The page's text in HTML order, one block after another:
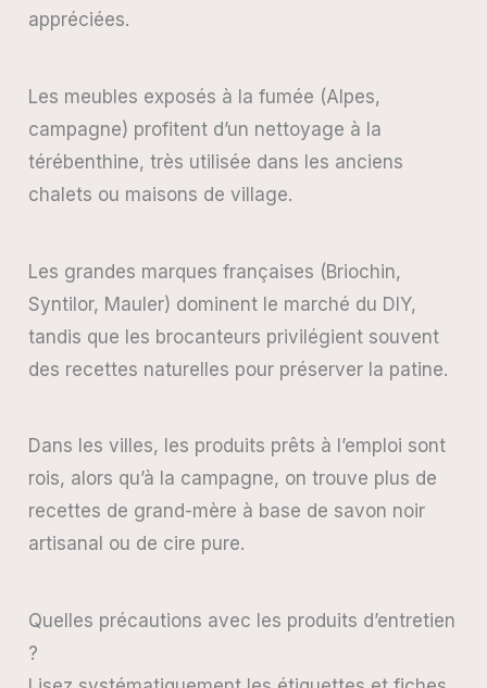
appréciées.
Les meubles exposés à la fumée (Alpes,
campagne) profitent d’un nettoyage à la
térébenthine, très utilisée dans les anciens
chalets ou maisons de village.
Les grandes marques françaises (Briochin,
Syntilor, Mauler) dominent le marché du DIY,
tandis que les brocanteurs privilégient souvent
des recettes naturelles pour préserver la patine.
Dans les villes, les produits prêts à l’emploi sont
rois, alors qu’à la campagne, on trouve plus de
recettes de grand-mère à base de savon noir
artisanal ou de cire pure.
Quelles précautions avec les produits d’entretien
?